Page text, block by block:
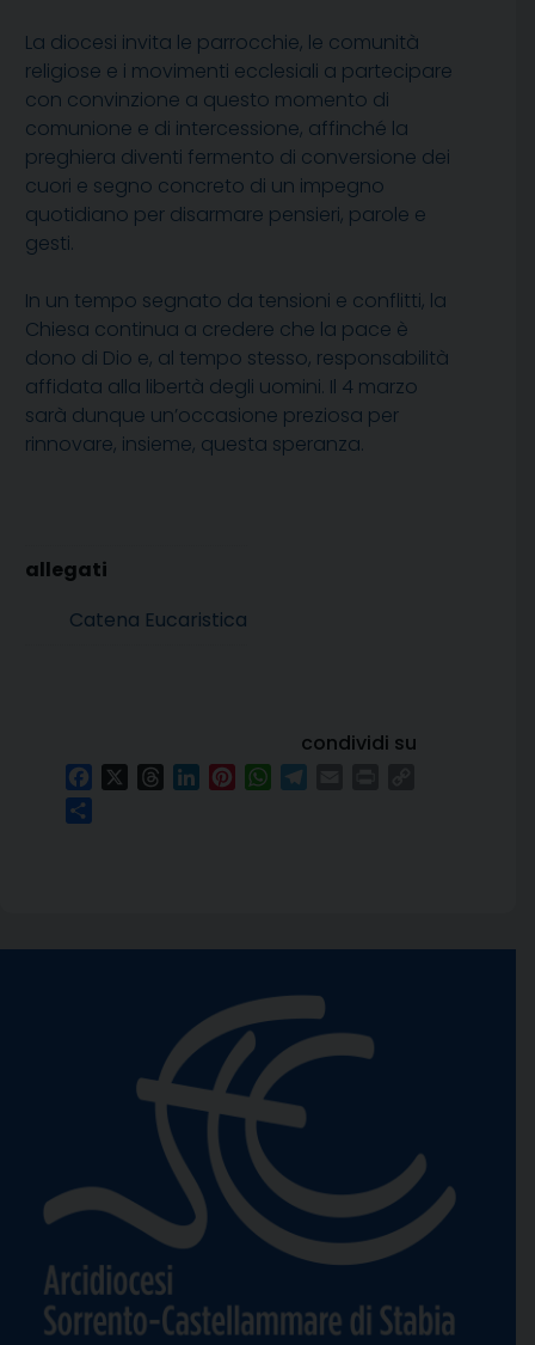
La diocesi invita le parrocchie, le comunità
religiose e i movimenti ecclesiali a partecipare
con convinzione a questo momento di
comunione e di intercessione, affinché la
preghiera diventi fermento di conversione dei
cuori e segno concreto di un impegno
quotidiano per disarmare pensieri, parole e
gesti.
In un tempo segnato da tensioni e conflitti, la
Chiesa continua a credere che la pace è
dono di Dio e, al tempo stesso, responsabilità
affidata alla libertà degli uomini. Il 4 marzo
sarà dunque un’occasione preziosa per
rinnovare, insieme, questa speranza.
Catena Eucaristica
condividi su
FacebookThreadsLinkedInPinterestWhatsApp